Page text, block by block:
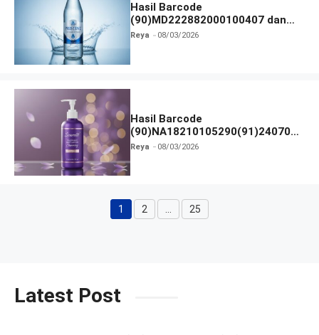
Hasil Barcode
(90)MD222882000100407 dan
Izin BPOM
Reya 08/03/2026
Hasil Barcode
(90)NA18210105290(91)240703
dan Izin BPOM
Reya 08/03/2026
Halaman
1 Halaman
2 … Halaman
25
Latest Post